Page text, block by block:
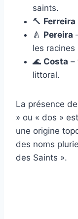
saints.
🔨 Ferreira
🍐 Pereira
les racines
🌊 Costa –
littoral.
La présence
» ou « dos »
une origine
des noms
des Saints ».